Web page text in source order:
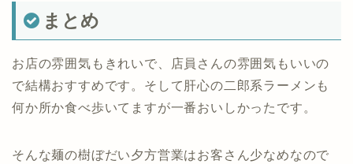
まとめ
お店の雰囲気もきれいで、店員さんの雰囲気もいいの
で結構おすすめです。そして肝心の二郎系ラーメンも
何か所か食べ歩いてますが一番おいしかったです。
そんな麺の樹ぼだい夕方営業はお客さん少なめなので